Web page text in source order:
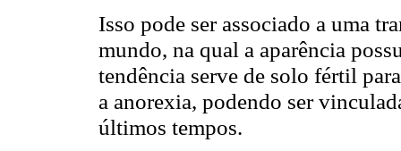
Isso pode ser associado a uma
mundo, na qual a aparência
tendência serve de solo fértil
a anorexia, podendo ser
últimos tempos.